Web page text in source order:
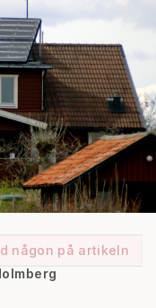
någon på artikeln